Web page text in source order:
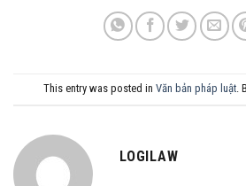
This entry was posted in Văn bản pháp luật.
LOGILAW